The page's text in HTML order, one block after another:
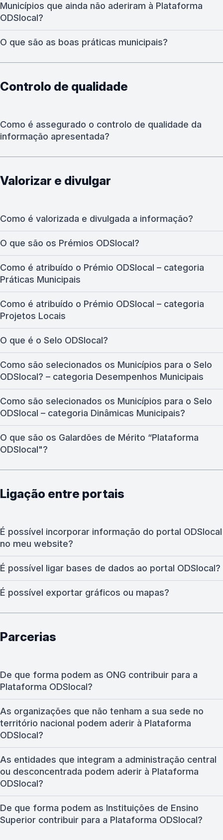
Municípios que ainda não aderiram à Plataforma
ODSlocal?
O que são as boas práticas municipais?
Controlo de qualidade
Como é assegurado o controlo de qualidade da
informação apresentada?
Valorizar e divulgar
Como é valorizada e divulgada a informação?
O que são os Prémios ODSlocal?
Como é atribuído o Prémio ODSlocal – categoria
Práticas Municipais
Como é atribuído o Prémio ODSlocal – categoria
Projetos Locais
O que é o Selo ODSlocal?
Como são selecionados os Municípios para o Selo
ODSlocal? – categoria Desempenhos Municipais
Como são selecionados os Municípios para o Selo
ODSlocal – categoria Dinâmicas Municipais?
O que são os Galardões de Mérito “Plataforma
ODSlocal"?
Ligação entre portais
É possível incorporar informação do portal ODSlocal
no meu website?
É possível ligar bases de dados ao portal ODSlocal?
É possível exportar gráficos ou mapas?
Parcerias
De que forma podem as ONG contribuir para a
Plataforma ODSlocal?
As organizações que não tenham a sua sede no
território nacional podem aderir à Plataforma
ODSlocal?
As entidades que integram a administração central
ou desconcentrada podem aderir à Plataforma
ODSlocal?
De que forma podem as Instituições de Ensino
Superior contribuir para a Plataforma ODSlocal?